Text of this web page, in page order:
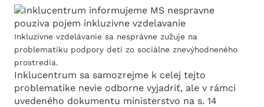
Inkluzívne vzdelávanie sa nesprávne zužuje na
problematiku podpory detí zo sociálne znevýhodneného
prostredia.
Inklucentrum sa samozrejme k celej tejto
problematike nevie odborne vyjadriť, ale v rámci
uvedeného dokumentu ministerstvo na s. 14